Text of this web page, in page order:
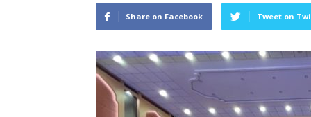
Share on Facebook Tweet on